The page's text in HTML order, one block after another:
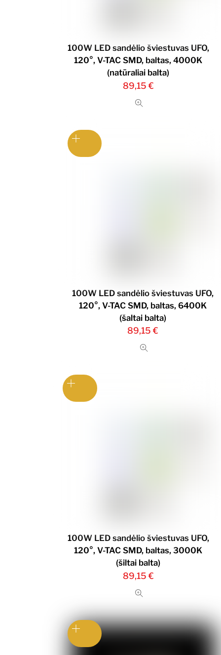
100W LED sandėlio šviestuvas UFO,
120°, V-TAC SMD, baltas, 4000K
(natūraliai balta)
89,15 €
100W LED sandėlio šviestuvas UFO,
120°, V-TAC SMD, baltas, 6400K
(šaltai balta)
89,15€
100W LED sandėlio šviestuvas UFO,
120°, V-TAC SMD, baltas, 3000K
(šiltai balta)
89,15 €